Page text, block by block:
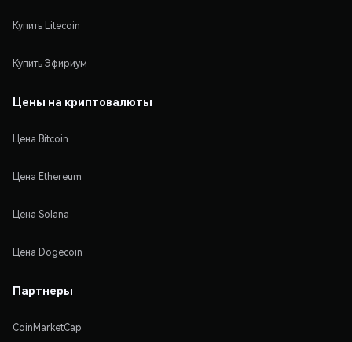
Купить Litecoin
Купить Эфириум
Цены на криптовалюты
Цена Bitcoin
Цена Ethereum
Цена Solana
Цена Dogecoin
Партнеры
CoinMarketCap